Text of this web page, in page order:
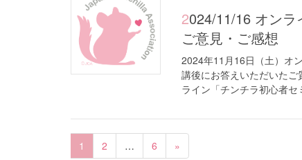
2024/11/16 オンライン「チンチラ初心者セミナー」でいただいた
ご意見・ご感想
2024年11月16日（土）オ
講後にお答えいただいた
ライン「チンチラ初心者
1 2 … 6 »